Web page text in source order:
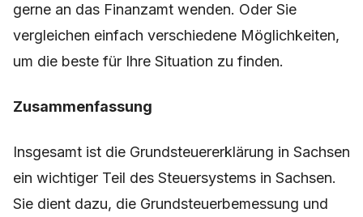
gerne an das Finanzamt wenden. Oder Sie
vergleichen einfach verschiedene Möglichkeiten,
um die beste für Ihre Situation zu finden.
Zusammenfassung
Insgesamt ist die Grundsteuererklärung in Sachsen
ein wichtiger Teil des Steuersystems in Sachsen.
Sie dient dazu, die Grundsteuerbemessung und